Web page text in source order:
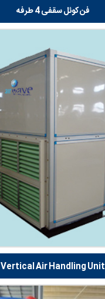
فن کوئل سقفی 4 طرفه
Vertical Air Handling Unit